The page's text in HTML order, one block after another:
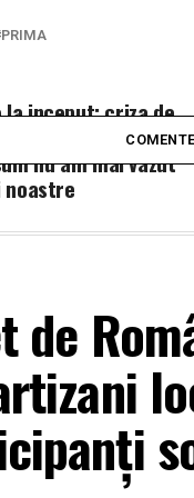
PRIMA
la inceput: criza de
fi urmata de o
nu am mai vazut
de